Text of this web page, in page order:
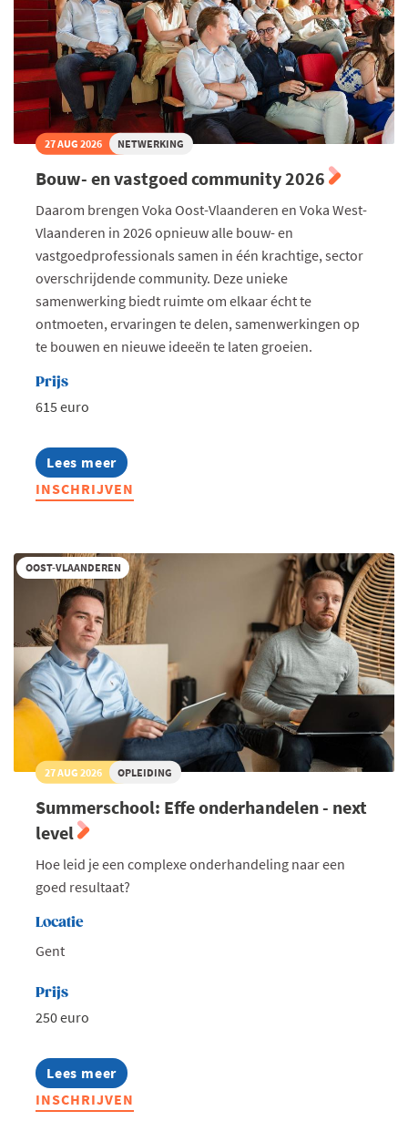
27 AUG 2026 NETWERKING
Bouw- en vastgoed community 2026
Daarom brengen Voka Oost-Vlaanderen en Voka West-
Vlaanderen in 2026 opnieuw alle bouw- en
vastgoedprofessionals samen in één krachtige, sector
overschrijdende community. Deze unieke
samenwerking biedt ruimte om elkaar écht te
ontmoeten, ervaringen te delen, samenwerkingen op
te bouwen en nieuwe ideeën te laten groeien.
Prijs
615 euro
Lees meer
about
Bouw-
en
2026
INSCHRIJVEN
OOST-VLAANDEREN
27 AUG 2026 OPLEIDING
Summerschool: Effe onderhandelen - next
level
Hoe leid je een complexe onderhandeling naar een
goed resultaat?
Locatie
Gent
Prijs
250 euro
Lees meer
about
Summerschool:
Effe
INSCHRIJVEN